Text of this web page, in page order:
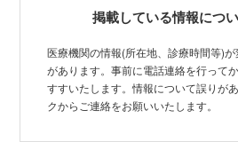
掲載している情報につ
医療機関の情報(所在地、診療時間等)
があります。事前に電話連絡を行って
すすいたします。情報について誤りが
クからご連絡をお願いいたします。